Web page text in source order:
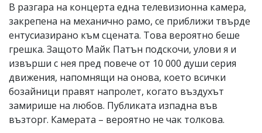
В разгара на концерта една телевизионна камера,
закрепена на механично рамо, се приближи твърде
ентусиазирано към сцената. Това вероятно беше
грешка. Защото Майк Патън подскочи, улови я и
извърши с нея пред повече от 10 000 души серия
движения, напомнящи на онова, което всички
бозайници правят напролет, когато въздухът
замирише на любов. Публиката изпадна във
възторг. Камерата – вероятно не чак толкова.